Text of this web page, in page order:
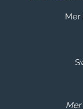
Mer